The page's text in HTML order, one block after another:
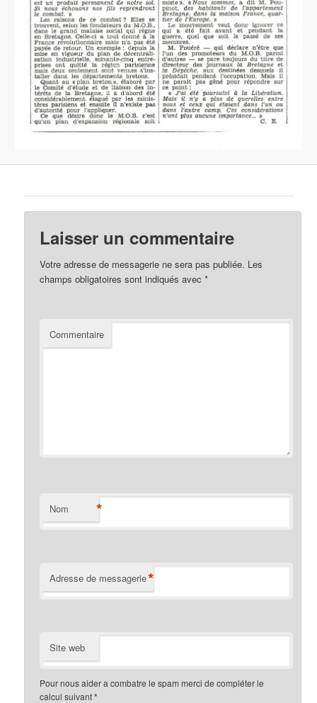
Laisser un commentaire
Votre adresse de messagerie ne sera pas publiée. Les
champs obligatoires sont indiqués avec*
Commentaire
Nom *
Adresse de messagerie*
Site web
Pour nous aider a combatre le spam merci de compléter le
calcul suivant*